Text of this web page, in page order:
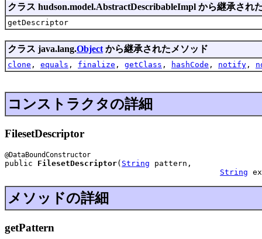
クラス hudson.model.AbstractDescribableImpl から継承され
getDescriptor
クラス java.lang.Object から継承されたメソッド
clone , equals , finalize , getClass , hashCode , notify ,
コンストラクタの詳細
FilesetDescriptor
public FilesetDescriptor( String pattern,
String
メソッドの詳細
getPattern